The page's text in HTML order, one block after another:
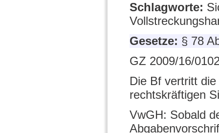
Schlagworte:
Gesetze: § 78
GZ 2009/16/
Die Bf vertritt
rechtskräftigen
VwGH: Sobald